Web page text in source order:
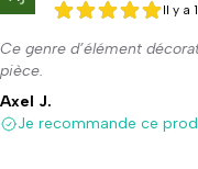
5 sur 5
5 sur 5
Il y a
Ce genre d’élément
pièce.
Axel J.
Je recommande ce